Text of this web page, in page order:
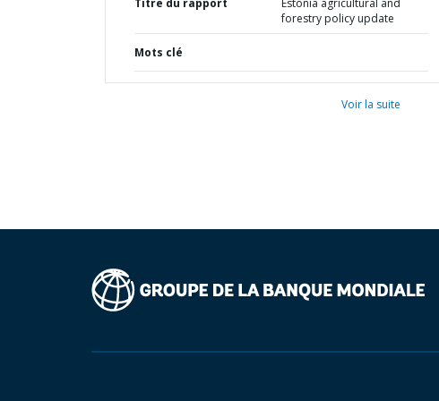
Titre du rapport
Estonia agricultural and
forestry policy update
Mots clé
Voir la suite